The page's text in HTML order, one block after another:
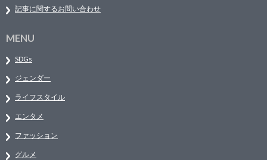
記事に関するお問い合わせ
MENU
SDGs
ジェンダー
ライフスタイル
エンタメ
ファッション
グルメ